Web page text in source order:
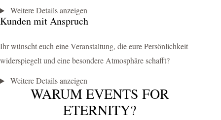
Weitere Details anzeigen
Kunden mit Anspruch
Ihr wünscht euch eine Veranstaltung, die eure Persönlichkeit
widerspiegelt und eine besondere Atmosphäre schafft?
Weitere Details anzeigen
WARUM EVENTS FOR
ETERNITY?